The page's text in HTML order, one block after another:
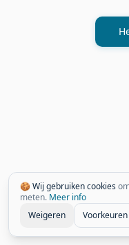
🍪 Wij gebruiken cookies
meten. Meer info
Weigeren
Voorkeuren